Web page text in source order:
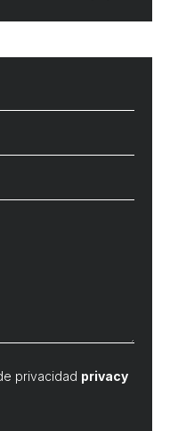
privacidad privacy